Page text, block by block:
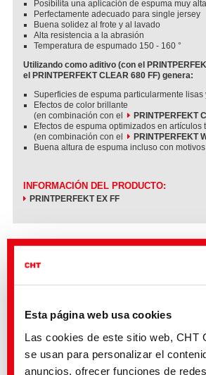
Esta página web usa cookies
Las cookies de este sitio web, CHT
se usan para personalizar el
anuncios, ofrecer funciones de
Posibilita una aplicación de espuma muy alta
Perfectamente adecuado para single jersey
Buena solidez al frote y al lavado
Alta resistencia a la abrasión
Temperatura de espumado 150 - 160 °
Utilizando como aditivo (con el
el PRINTPERFEKT CLEAR 680 FF) genera:
Superficies de espuma particularmente lisas
Efectos de color brillante
(en combinación con el
PRINTPERFEKT
Efectos de espuma optimizados en artículos
(en combinación con el
PRINTPERFEKT
Buena altura de espuma incluso con
INFORMACIÓN DEL PRODUCTO:
PRINTPERFEKT EX FF